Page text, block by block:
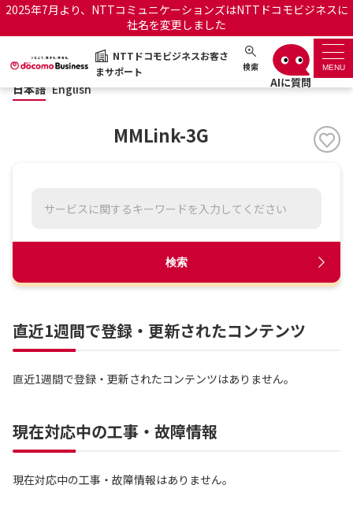
2025年7月より、NTTコミュニケーションズはNTTドコモビジネスに
社名を変更しました
NTTドコモビジネスお客さ
まサポート
検索 MENU
NTTドコモビジネスお客さまサポート 日本語 English
サポートトップ
サービス名から探す
OCNのお客さまはこちら
ビス
オフィシャルサイト
日本語 English
MMLink-3G
検索
直近1週間で登録・更新されたコンテンツ
直近1週間で登録・更新されたコンテンツはありません。
現在対応中の工事・故障情報
現在対応中の工事・故障情報はありません。